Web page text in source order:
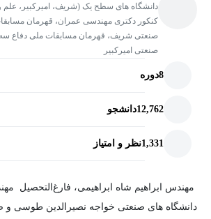
دانشگاه های سطح یک (شریف، امیرکبیر، علم
کنکور دکتری مهندسی عمران، قهرمان
صنعتی شریف، قهرمان مسابقات ملی دفاع سه
صنعتی امیرکبیر
8دوره
12,762دانشجو
1,331نظر و امتیاز
مهندس ابراهیم شاه ابراهیمی، فارغ‌التحصیل
دانشگاه های صنعتی خواجه نصیرالدین طوسی